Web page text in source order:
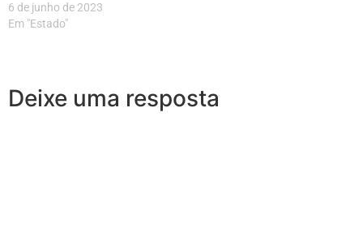
6 de junho de 2023
Em "Estado"
Deixe uma resposta